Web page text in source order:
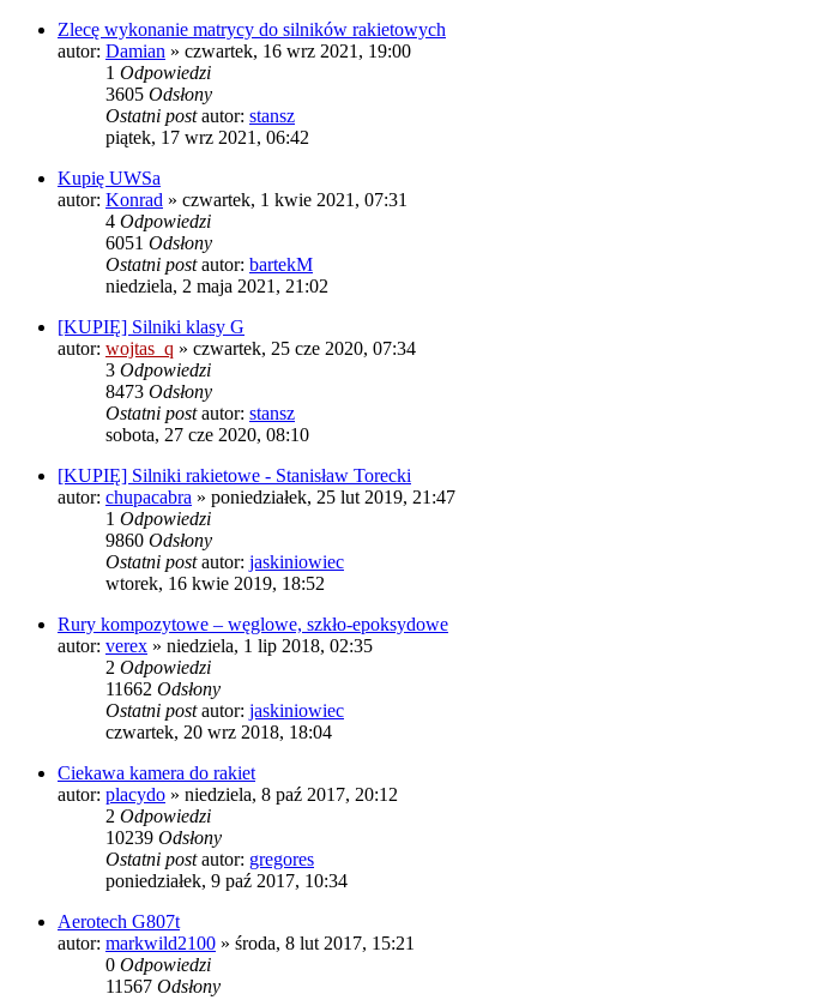
Zlecę wykonanie matrycy do silników rakietowych
autor: Damian » czwartek, 16 wrz 2021, 19:00
1 Odpowiedzi
3605 Odsłony
Ostatni postautor: stansz
piątek, 17 wrz 2021, 06:42
Kupię UWSa
autor: Konrad » czwartek, 1 kwie 2021, 07:31
4 Odpowiedzi
6051 Odsłony
Ostatni postautor: bartekM
niedziela, 2 maja 2021, 21:02
[KUPIĘ] Silniki klasy G
autor: wojtas_q » czwartek, 25 cze 2020, 07:34
3 Odpowiedzi
8473 Odsłony
Ostatni postautor: stansz
sobota, 27 cze 2020, 08:10
[KUPIĘ] Silniki rakietowe - Stanisław Torecki
autor: chupacabra » poniedziałek, 25 lut 2019, 21:47
1 Odpowiedzi
9860 Odsłony
Ostatni postautor: jaskiniowiec
wtorek, 16 kwie 2019, 18:52
Rury kompozytowe – węglowe, szkło-epoksydowe
autor: verex » niedziela, 1 lip 2018, 02:35
2 Odpowiedzi
11662 Odsłony
Ostatni postautor: jaskiniowiec
czwartek, 20 wrz 2018, 18:04
Ciekawa kamera do rakiet
autor: placydo » niedziela, 8 paź 2017, 20:12
2 Odpowiedzi
10239 Odsłony
Ostatni postautor: gregores
poniedziałek, 9 paź 2017, 10:34
Aerotech G807t
autor: markwild2100 » środa, 8 lut 2017, 15:21
0 Odpowiedzi
11567 Odsłony